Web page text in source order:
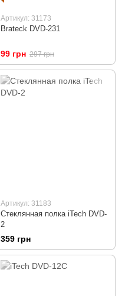
Артикул: 31173
Brateck DVD-231
99 грн 297 грн
Артикул: 31183
Стеклянная полка iTech DVD-
2
359 грн